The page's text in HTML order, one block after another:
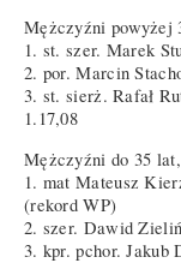
Mężczyźni powyżej
1. st. szer. Marek
2. por. Marcin
3. st. sierż. Rafał
1.17,08
Mężczyźni do 35
1. mat Mateusz
(rekord WP)
2. szer. Dawid
3. kpr. pchor. Jakub